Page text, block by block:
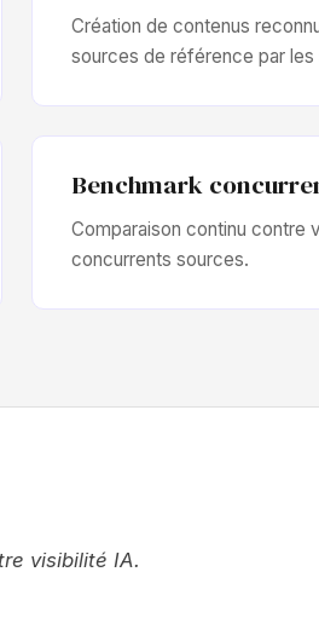
Création de contenus
sources de référence par
Benchmark
Comparaison continu contre
concurrents sources.
visibilité IA.